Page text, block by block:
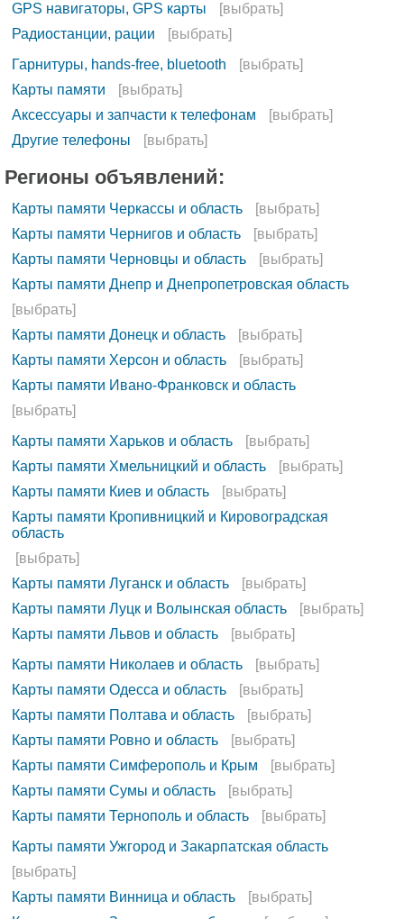
GPS навигаторы, GPS карты
[выбрать]
Радиостанции, рации
[выбрать]
Гарнитуры, hands-free, bluetooth
[выбрать]
Карты памяти
[выбрать]
Аксессуары и запчасти к телефонам
[выбрать]
Другие телефоны
[выбрать]
Регионы объявлений:
Карты памяти Черкассы и область
[выбрать]
Карты памяти Чернигов и область
[выбрать]
Карты памяти Черновцы и область
[выбрать]
Карты памяти Днепр и Днепропетровская область
[выбрать]
Карты памяти Донецк и область
[выбрать]
Карты памяти Херсон и область
[выбрать]
Карты памяти Ивано-Франковск и область
[выбрать]
Карты памяти Харьков и область
[выбрать]
Карты памяти Хмельницкий и область
[выбрать]
Карты памяти Киев и область
[выбрать]
Карты памяти Кропивницкий и Кировоградская
область
[выбрать]
Карты памяти Луганск и область
[выбрать]
Карты памяти Луцк и Волынская область
[выбрать]
Карты памяти Львов и область
[выбрать]
Карты памяти Николаев и область
[выбрать]
Карты памяти Одесса и область
[выбрать]
Карты памяти Полтава и область
[выбрать]
Карты памяти Ровно и область
[выбрать]
Карты памяти Симферополь и Крым
[выбрать]
Карты памяти Сумы и область
[выбрать]
Карты памяти Тернополь и область
[выбрать]
Карты памяти Ужгород и Закарпатская область
[выбрать]
Карты памяти Винница и область
[выбрать]